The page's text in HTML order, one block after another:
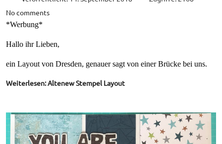
No comments
*Werbung*
Hallo ihr Lieben,
ein Layout von Dresden, genauer sagt von einer Brücke bei uns.
Weiterlesen: Altenew Stempel Layout